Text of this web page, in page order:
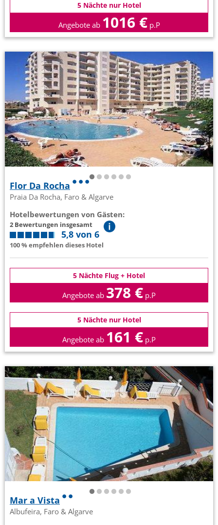
5 Nächte nur Hotel
Angebote ab 1016 € p.P
Flor Da Rocha
Praia Da Rocha, Faro & Algarve
Hotelbewertungen von Gästen:
2 Bewertungen insgesamt
5,8 von 6
100 % empfehlen dieses Hotel
5 Nächte Flug + Hotel
Angebote ab 378 € p.P
5 Nächte nur Hotel
Angebote ab 161 € p.P
Mar a Vista
Albufeira, Faro & Algarve